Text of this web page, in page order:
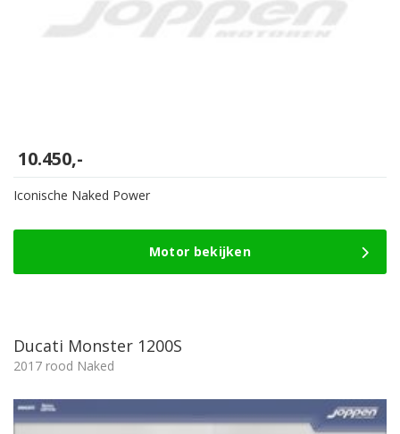
10.450,-
Iconische Naked Power
Motor bekijken
Ducati Monster 1200S
2017 rood Naked